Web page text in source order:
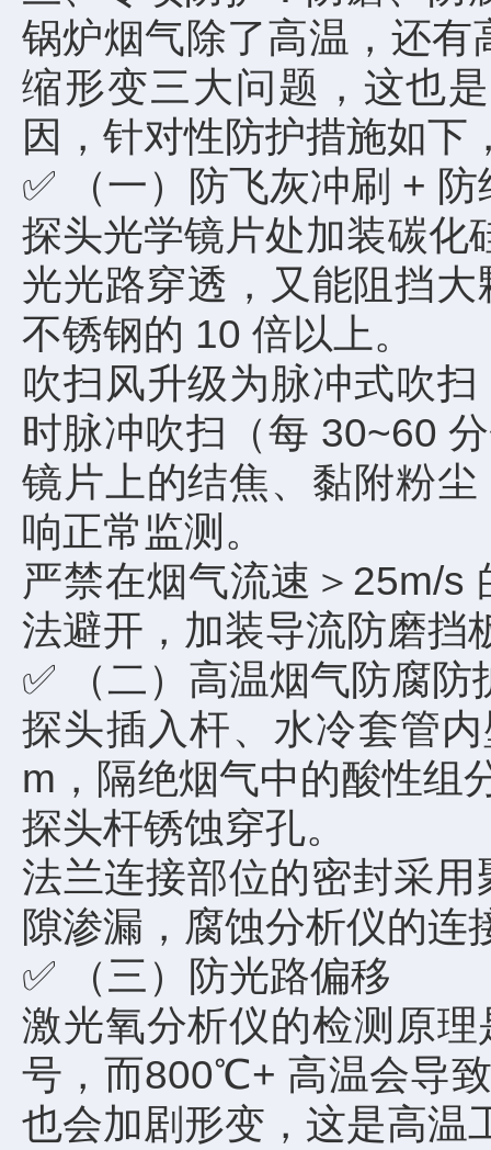
锅炉烟气除了高温，还有
缩形变三大问题，这也
因，针对性防护措施如下
✅ （一）防飞灰冲刷 +
探头光学镜片处加装碳化
光光路穿透，又能阻挡
不锈钢的 10 倍以上。
吹扫风升级为脉冲式吹
时脉冲吹扫（每 30~60
镜片上的结焦、黏附粉
响正常监测。
严禁在烟气流速＞25m/s
法避开，加装导流防磨挡
✅ （二）高温烟气防腐防
探头插入杆、水冷套管
m，隔绝烟气中的酸性组
探头杆锈蚀穿孔。
法兰连接部位的密封采
隙渗漏，腐蚀分析仪的连
✅ （三）防光路偏移
激光氧分析仪的检测原
号，而800℃+ 高温会导
也会加剧形变，这是高温